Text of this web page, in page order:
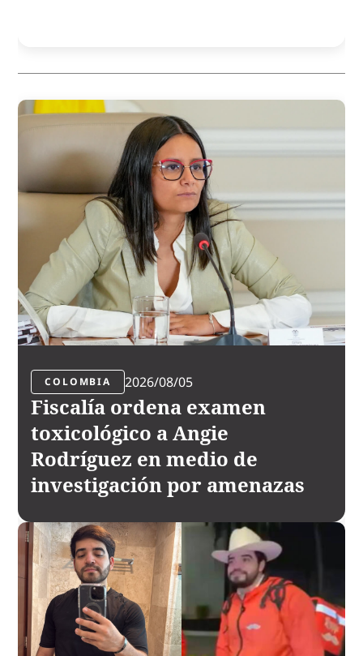
COLOMBIA 2026/08/05
Fiscalía ordena examen
toxicológico a Angie
Rodríguez en medio de
investigación por amenazas